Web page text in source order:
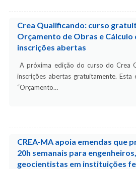
Crea Qualificando: curso
Orçamento de Obras e Cálculo
inscrições abertas
A próxima edição do curso do Crea
inscrições abertas gratuitamente.
“Orçamento…
CREA-MA apoia emendas que
20h semanais para
geocientistas em instituições